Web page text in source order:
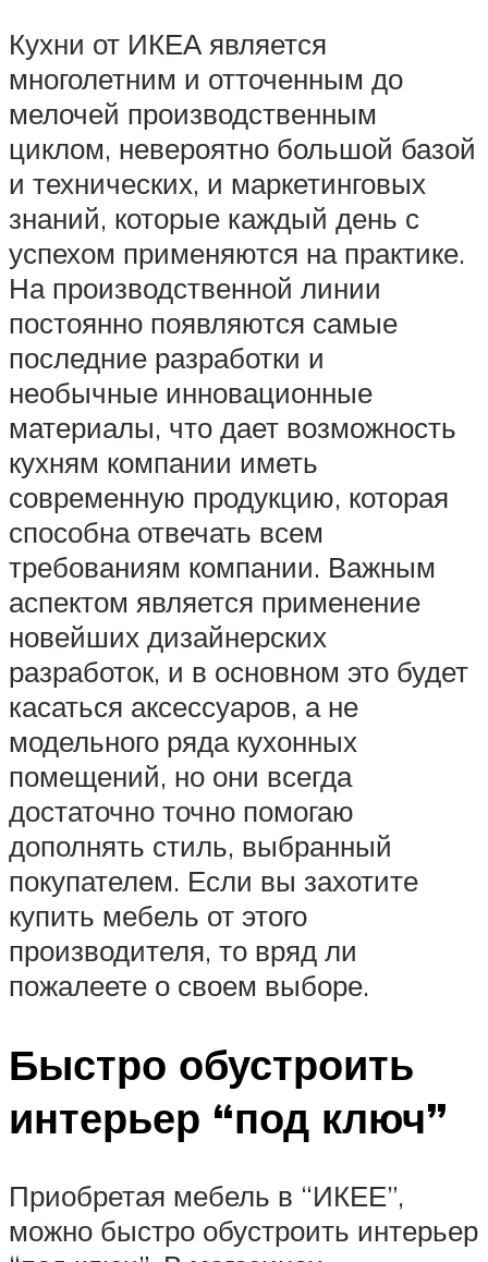
Кухни от ИКЕА является
многолетним и отточенным до
мелочей производственным
циклом, невероятно большой базой
и технических, и маркетинговых
знаний, которые каждый день с
успехом применяются на практике.
На производственной линии
постоянно появляются самые
последние разработки и
необычные инновационные
материалы, что дает возможность
кухням компании иметь
современную продукцию, которая
способна отвечать всем
требованиям компании. Важным
аспектом является применение
новейших дизайнерских
разработок, и в основном это будет
касаться аксессуаров, а не
модельного ряда кухонных
помещений, но они всегда
достаточно точно помогаю
дополнять стиль, выбранный
покупателем. Если вы захотите
купить мебель от этого
производителя, то вряд ли
пожалеете о своем выборе.
Быстро обустроить
интерьер “под ключ”
Приобретая мебель в “ИКЕЕ”,
можно быстро обустроить интерьер